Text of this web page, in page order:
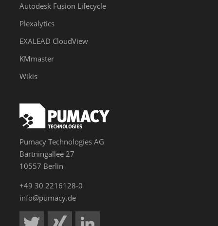
Autodesk Fusion Lifecycle
Plexalytics
EXALEAD CloudView
KMmaster
Wikis
Pumacy Technologies AG
Bartningallee 27
10557 Berlin
+49 30 2216128-0
info@pumacy.de